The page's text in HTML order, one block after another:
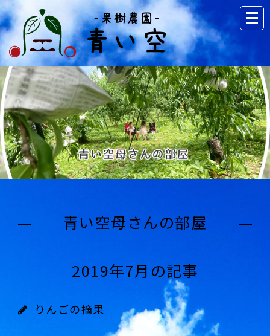
青い空母さんの部屋
2019年7月の記事
りんごの摘果